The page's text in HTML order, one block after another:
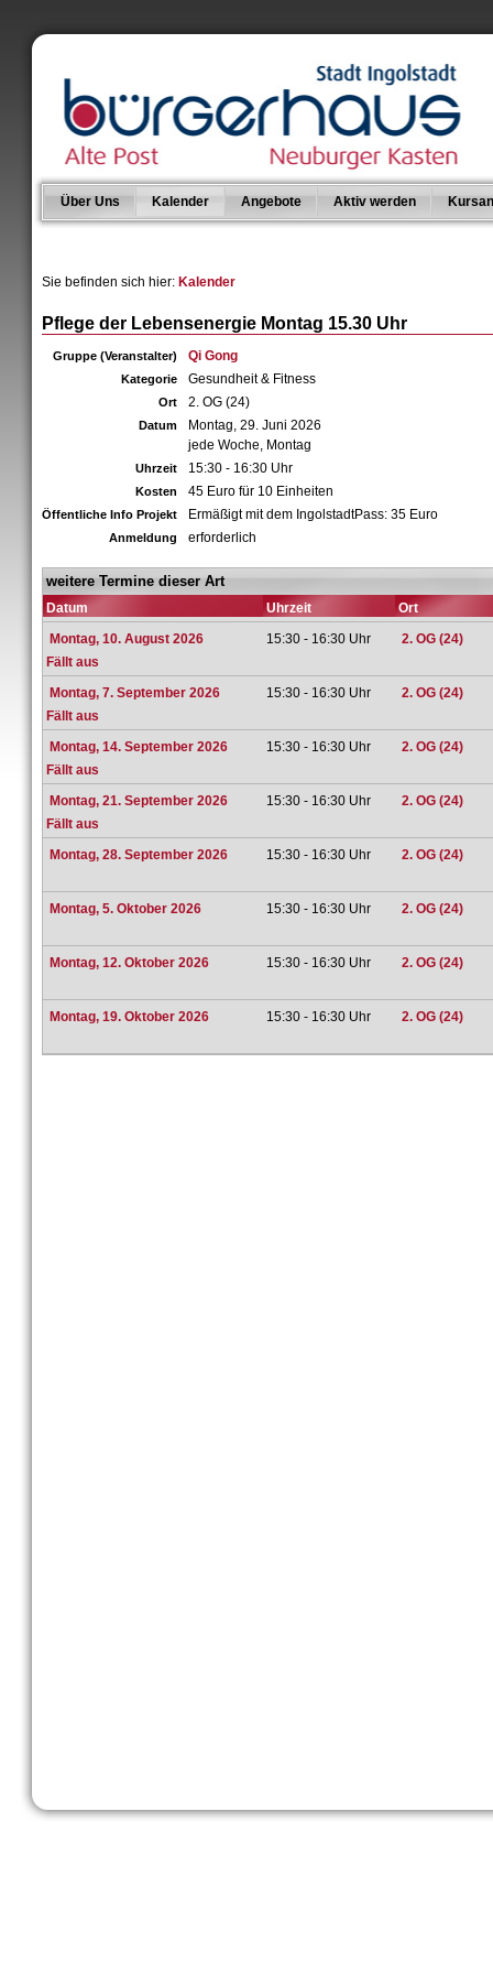
Über Uns Kalender Angebote Aktiv werden
Sie befinden sich hier: Kalender
Pflege der Lebensenergie Montag 15.30 Uhr
Gruppe (Veranstalter) Qi Gong
Kategorie Gesundheit & Fitness
Ort 2. OG (24)
Datum
Montag, 29. Juni 2026
jede Woche, Montag
Uhrzeit 15:30 - 16:30 Uhr
Kosten 45 Euro für 10 Einheiten
Öffentliche Info Projekt Ermäßigt mit dem IngolstadtPass: 35 Euro
Anmeldung erforderlich
weitere Termine dieser Art
Datum Uhrzeit
Ort
Montag, 10. August 2026
Fällt aus
15:30 - 16:30 Uhr 2. OG (24)
Montag, 7. September 2026
Fällt aus
15:30 - 16:30 Uhr 2. OG (24)
Montag, 14. September 2026
Fällt aus
15:30 - 16:30 Uhr 2. OG (24)
Montag, 21. September 2026
Fällt aus
15:30 - 16:30 Uhr 2. OG (24)
Montag, 28. September 2026 15:30 - 16:30 Uhr 2. OG (24)
Montag, 5. Oktober 2026 15:30 - 16:30 Uhr 2. OG (24)
Montag, 12. Oktober 2026 15:30 - 16:30 Uhr 2. OG (24)
Montag, 19. Oktober 2026 15:30 - 16:30 Uhr 2. OG (24)